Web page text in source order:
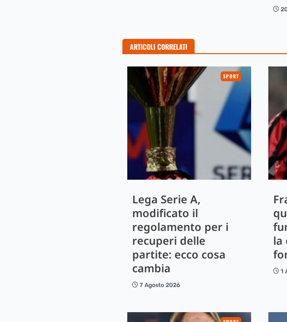
ARTICOLI CORRELATI
SPORT
Lega Serie A,
modificato il
regolamento per i
recuperi delle
partite: ecco cosa
cambia
7 Agosto 2026
la
1